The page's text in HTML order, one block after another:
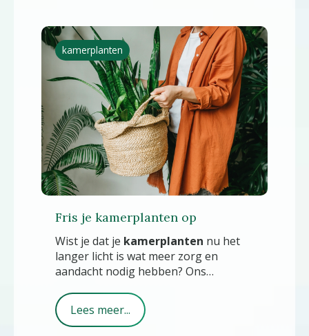
Fris je kamerplanten op
Wist je dat je kamerplanten nu het
langer licht is wat meer zorg en
aandacht nodig hebben? Ons
opfristips voor je kamerplanten.
Lees meer...
kamerplanten